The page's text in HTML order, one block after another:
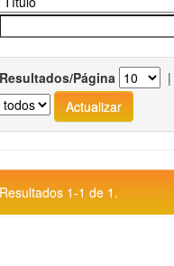
Resultados/Página |
Resultados 1-1 de 1.